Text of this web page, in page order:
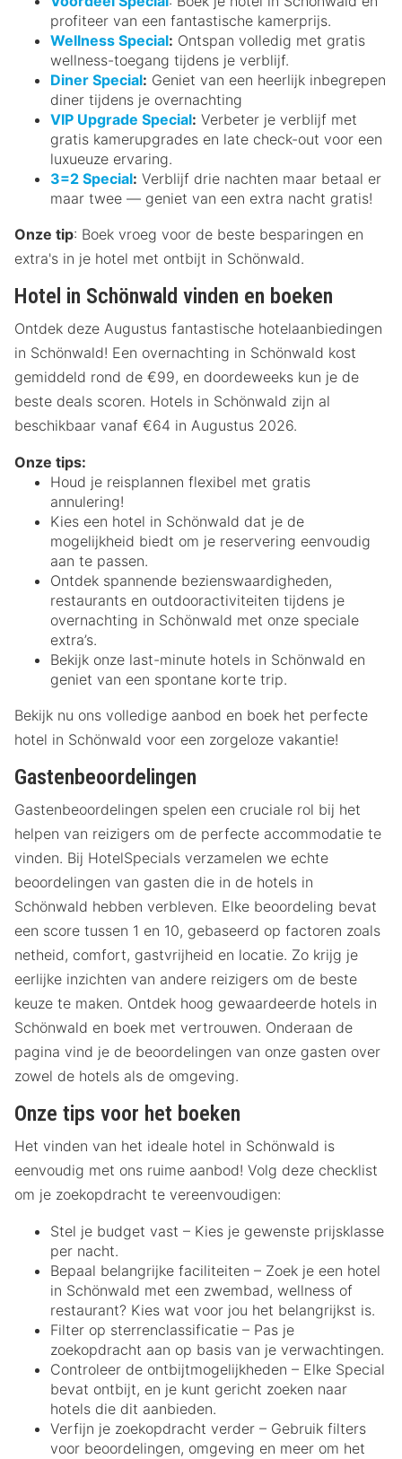
profiteer van een fantastische kamerprijs.
Wellness Special: Ontspan volledig met gratis
wellness-toegang tijdens je verblijf.
Diner Special: Geniet van een heerlijk inbegrepen
diner tijdens je overnachting
VIP Upgrade Special: Verbeter je verblijf met
gratis kamerupgrades en late check-out voor een
luxueuze ervaring.
3=2 Special: Verblijf drie nachten maar betaal er
maar twee — geniet van een extra nacht gratis!
Onze tip: Boek vroeg voor de beste besparingen en
extra's in je hotel met ontbijt in Schönwald.
Hotel in Schönwald vinden en boeken
Ontdek deze Augustus fantastische hotelaanbiedingen
in Schönwald! Een overnachting in Schönwald kost
gemiddeld rond de €99, en doordeweeks kun je de
beste deals scoren. Hotels in Schönwald zijn al
beschikbaar vanaf €64 in Augustus 2026.
Onze tips:
Houd je reisplannen flexibel met gratis
annulering!
Kies een hotel in Schönwald dat je de
mogelijkheid biedt om je reservering eenvoudig
aan te passen.
Ontdek spannende bezienswaardigheden,
restaurants en outdooractiviteiten tijdens je
overnachting in Schönwald met onze speciale
extra’s.
Bekijk onze last-minute hotels in Schönwald en
geniet van een spontane korte trip.
Bekijk nu ons volledige aanbod en boek het perfecte
hotel in Schönwald voor een zorgeloze vakantie!
Gastenbeoordelingen
Gastenbeoordelingen spelen een cruciale rol bij het
helpen van reizigers om de perfecte accommodatie te
vinden. Bij HotelSpecials verzamelen we echte
beoordelingen van gasten die in de hotels in
Schönwald hebben verbleven. Elke beoordeling bevat
een score tussen 1 en 10, gebaseerd op factoren zoals
netheid, comfort, gastvrijheid en locatie. Zo krijg je
eerlijke inzichten van andere reizigers om de beste
keuze te maken. Ontdek hoog gewaardeerde hotels in
Schönwald en boek met vertrouwen. Onderaan de
pagina vind je de beoordelingen van onze gasten over
zowel de hotels als de omgeving.
Onze tips voor het boeken
Het vinden van het ideale hotel in Schönwald is
eenvoudig met ons ruime aanbod! Volg deze checklist
om je zoekopdracht te vereenvoudigen:
Stel je budget vast – Kies je gewenste prijsklasse
per nacht.
Bepaal belangrijke faciliteiten – Zoek je een hotel
in Schönwald met een zwembad, wellness of
restaurant? Kies wat voor jou het belangrijkst is.
Filter op sterrenclassificatie – Pas je
zoekopdracht aan op basis van je verwachtingen.
Controleer de ontbijtmogelijkheden – Elke Special
bevat ontbijt, en je kunt gericht zoeken naar
hotels die dit aanbieden.
Verfijn je zoekopdracht verder – Gebruik filters
voor beoordelingen, omgeving en meer om het